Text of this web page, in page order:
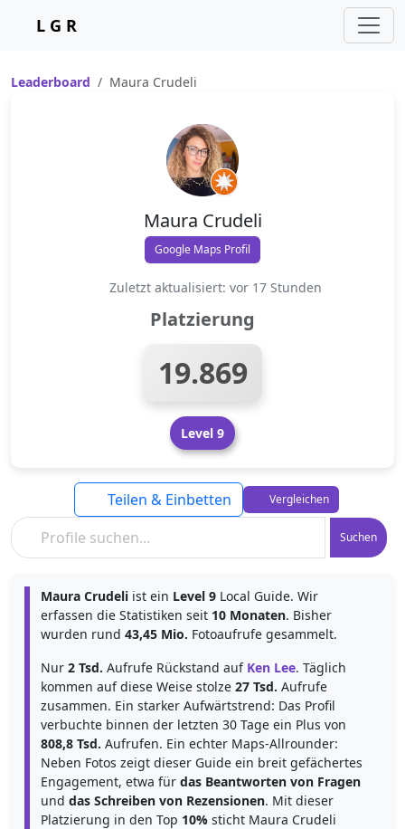
L G R
Leaderboard Maura Crudeli
Maura Crudeli
Google Maps Profil
Zuletzt aktualisiert: vor 17 Stunden
Platzierung
19.869
Level 9
Suchen
Teilen & Einbetten Vergleichen
Maura Crudeli ist ein Level 9 Local Guide. Wir
erfassen die Statistiken seit 10 Monaten. Bisher
wurden rund 43,45 Mio. Fotoaufrufe gesammelt.
Nur 2 Tsd. Aufrufe Rückstand auf Ken Lee. Täglich
kommen auf diese Weise stolze 27 Tsd. Aufrufe
zusammen. Ein starker Aufwärtstrend: Das Profil
verbuchte binnen der letzten 30 Tage ein Plus von
808,8 Tsd. Aufrufen. Ein echter Maps-Allrounder:
Neben Fotos zeigt dieser Guide ein breit gefächertes
Engagement, etwa für das Beantworten von Fragen
und das Schreiben von Rezensionen. Mit dieser
Platzierung in den Top 10% sticht Maura Crudeli